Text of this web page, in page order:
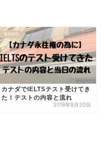
海外移住
カナダでIELTSテスト受けてき
た！テストの内容と流れ
2018年8月20日